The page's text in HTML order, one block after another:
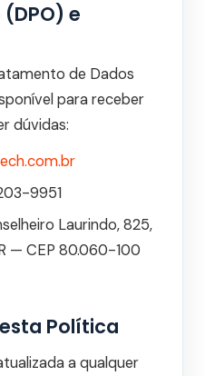
e
de Dados
para receber
dúvidas:
9951
Laurindo, 825,
— CEP 80.060-100
Política
a qualquer